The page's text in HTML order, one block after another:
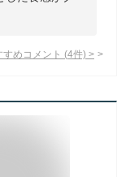
めコメント (4件) >